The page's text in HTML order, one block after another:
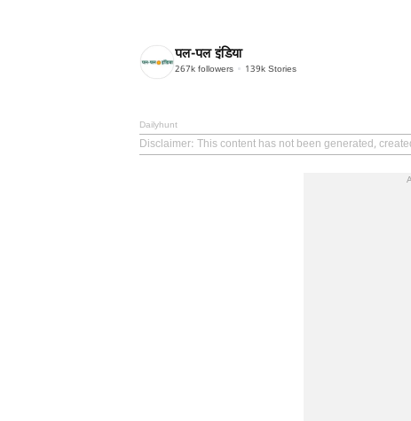
पल-पल इंडिया
267k followers 139k Stories
Dailyhunt
Disclaimer: This content has not been generated,